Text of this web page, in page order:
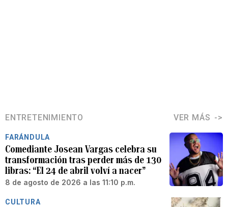
ENTRETENIMIENTO VER MÁS
FARÁNDULA
Comediante Josean Vargas celebra su
transformación tras perder más de 130
libras: “El 24 de abril volví a nacer”
8 de agosto de 2026 a las 11:10 p.m.
CULTURA